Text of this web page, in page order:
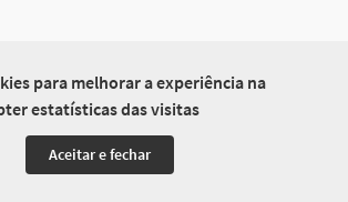
para melhorar a experiência na
estatísticas das visitas
Aceitar e fechar